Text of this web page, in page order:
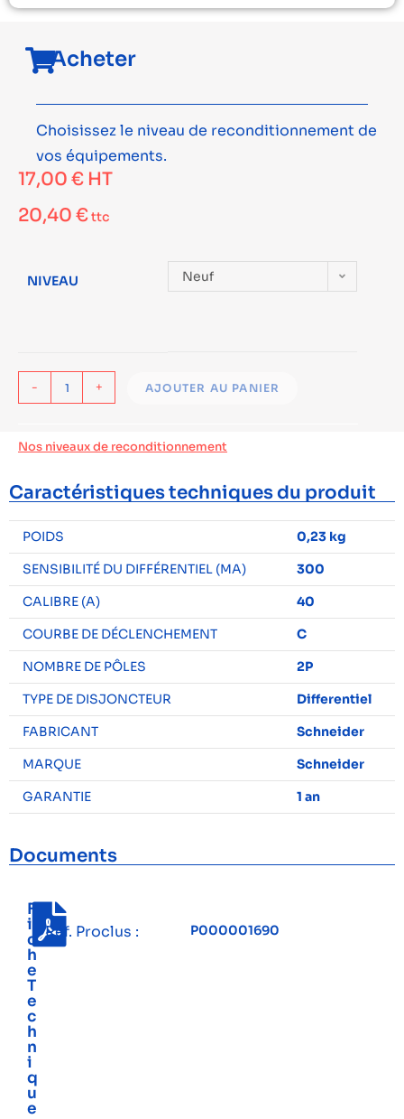
Acheter
Choisissez le niveau de reconditionnement de
vos équipements.
17,00 € HT
20,40 €ttc
NIVEAU Neuf
- + AJOUTER AU PANIER
Nos niveaux de reconditionnement
Caractéristiques techniques du produit
POIDS
0,23 kg
SENSIBILITÉ DU DIFFÉRENTIEL (MA)
300
CALIBRE (A)
40
COURBE DE DÉCLENCHEMENT
C
NOMBRE DE PÔLES
2P
TYPE DE DISJONCTEUR
Differentiel
FABRICANT
Schneider
MARQUE
Schneider
GARANTIE
1 an
Documents
F
i
c
h
e
T
e
c
h
n
i
q
u
e
Réf. Proclus : P000001690